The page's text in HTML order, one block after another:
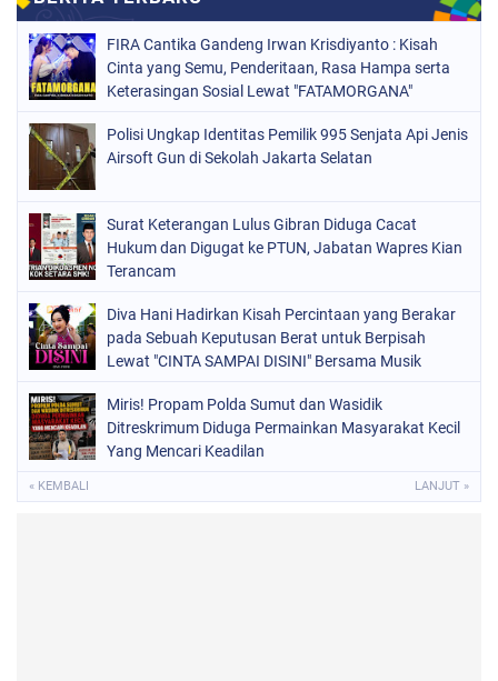
FIRA Cantika Gandeng Irwan Krisdiyanto : Kisah
Cinta yang Semu, Penderitaan, Rasa Hampa serta
Keterasingan Sosial Lewat "FATAMORGANA"
Polisi Ungkap Identitas Pemilik 995 Senjata Api Jenis
Airsoft Gun di Sekolah Jakarta Selatan
Surat Keterangan Lulus Gibran Diduga Cacat
Hukum dan Digugat ke PTUN, Jabatan Wapres Kian
Terancam
Diva Hani Hadirkan Kisah Percintaan yang Berakar
pada Sebuah Keputusan Berat untuk Berpisah
Lewat "CINTA SAMPAI DISINI" Bersama Musik
Miris! Propam Polda Sumut dan Wasidik
Ditreskrimum Diduga Permainkan Masyarakat Kecil
Yang Mencari Keadilan
« KEMBALI LANJUT »